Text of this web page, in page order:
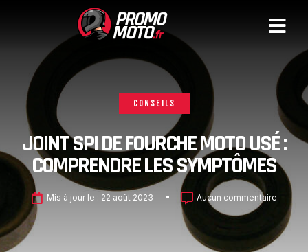
CONSEILS
JOINT SPI DE FOURCHE MOTO USÉ :
COMPRENDRE LES SYMPTÔMES
Mis à jour le : 22 août 2023 Aucun commentaire